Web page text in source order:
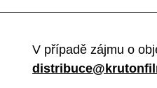
V případě zájmu o